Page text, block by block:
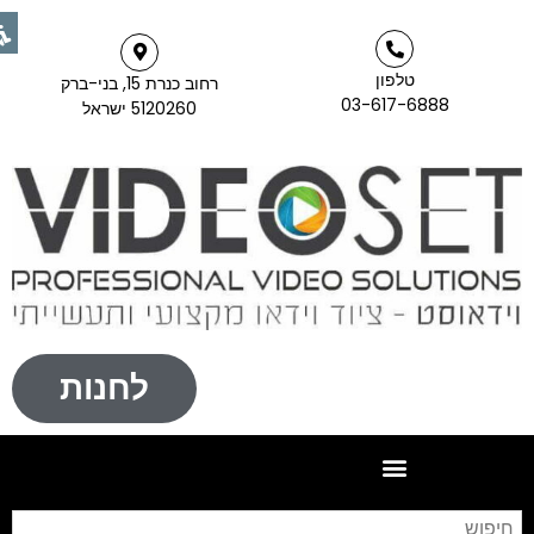
טלפון
03-617-6888
רחוב כנרת 15, בני-ברק
5120260 ישראל
לחנות